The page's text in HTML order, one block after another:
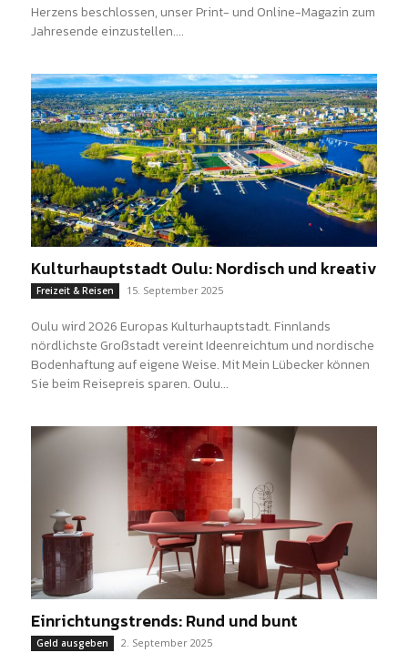
Herzens beschlossen, unser Print- und Online-Magazin zum
Jahresende einzustellen....
Kulturhauptstadt Oulu: Nordisch und kreativ
Freizeit & Reisen 15. September 2025
Oulu wird 2026 Europas Kulturhauptstadt. Finnlands
nördlichste Großstadt vereint Ideenreichtum und nordische
Bodenhaftung auf eigene Weise. Mit Mein Lübecker können
Sie beim Reisepreis sparen. Oulu...
Einrichtungstrends: Rund und bunt
Geld ausgeben 2. September 2025